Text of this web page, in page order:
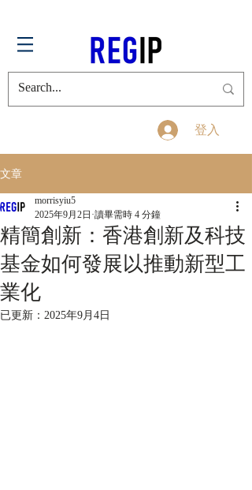
登入
文章
精簡創新：香港創新及科技
基金如何發展以推動新型工
業化
morrisyiu5
2025年9月2日 讀畢需時 4 分鐘
已更新： 2025年9月4日